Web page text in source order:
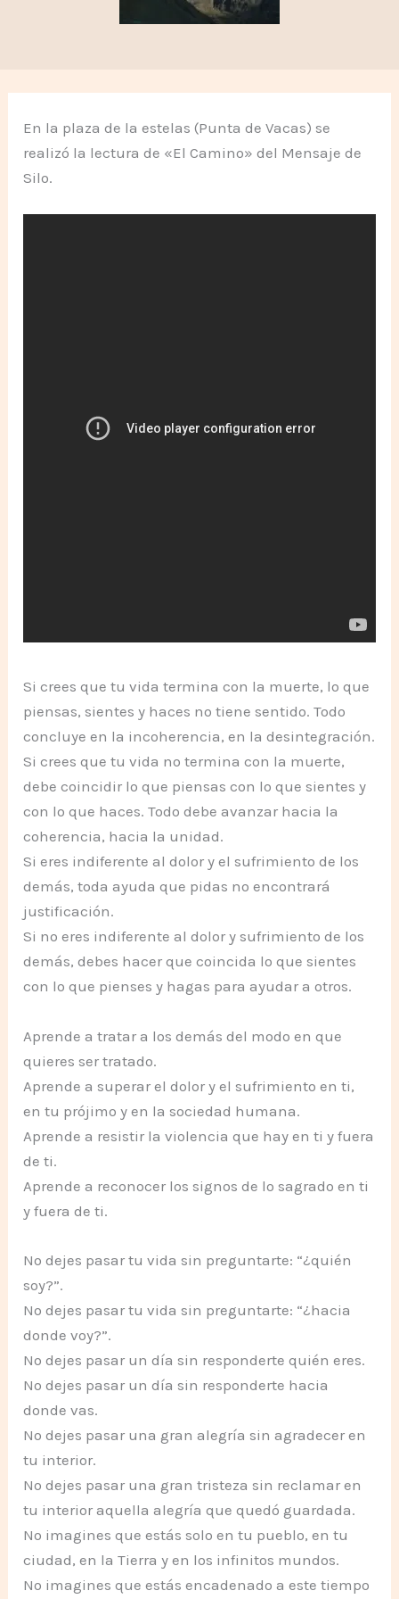
En la plaza de la estelas (Punta de Vacas) se
realizó la lectura de «El Camino» del Mensaje de
Silo.
Si crees que tu vida termina con la muerte, lo que
piensas, sientes y haces no tiene sentido. Todo
concluye en la incoherencia, en la desintegración.
Si crees que tu vida no termina con la muerte,
debe coincidir lo que piensas con lo que sientes y
con lo que haces. Todo debe avanzar hacia la
coherencia, hacia la unidad.
Si eres indiferente al dolor y el sufrimiento de los
demás, toda ayuda que pidas no encontrará
justificación.
Si no eres indiferente al dolor y sufrimiento de los
demás, debes hacer que coincida lo que sientes
con lo que pienses y hagas para ayudar a otros.
Aprende a tratar a los demás del modo en que
quieres ser tratado.
Aprende a superar el dolor y el sufrimiento en ti,
en tu prójimo y en la sociedad humana.
Aprende a resistir la violencia que hay en ti y fuera
de ti.
Aprende a reconocer los signos de lo sagrado en ti
y fuera de ti.
No dejes pasar tu vida sin preguntarte: “¿quién
soy?”.
No dejes pasar tu vida sin preguntarte: “¿hacia
donde voy?”.
No dejes pasar un día sin responderte quién eres.
No dejes pasar un día sin responderte hacia
donde vas.
No dejes pasar una gran alegría sin agradecer en
tu interior.
No dejes pasar una gran tristeza sin reclamar en
tu interior aquella alegría que quedó guardada.
No imagines que estás solo en tu pueblo, en tu
ciudad, en la Tierra y en los infinitos mundos.
No imagines que estás encadenado a este tiempo